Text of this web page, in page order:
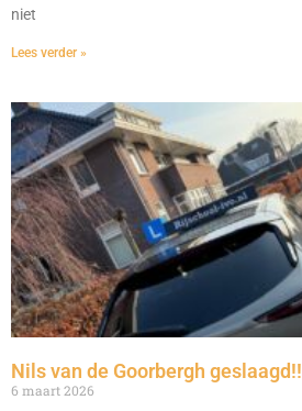
niet
Lees verder »
Nils van de Goorbergh geslaagd!!
6 maart 2026